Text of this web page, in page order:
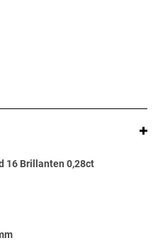
16 Brillanten 0,28ct